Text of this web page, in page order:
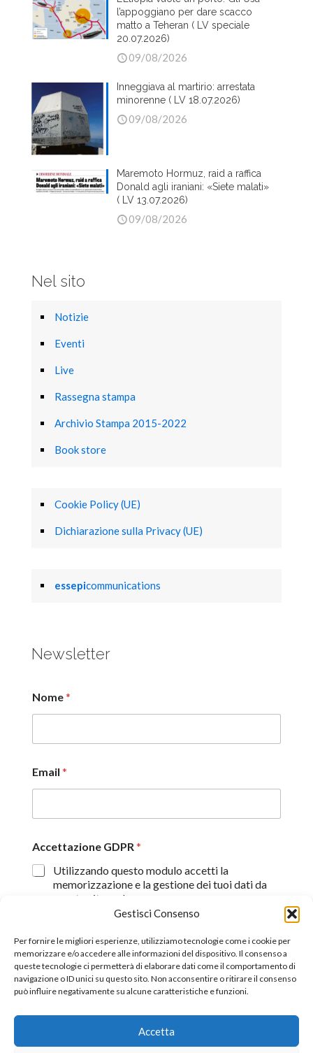
Gestisci Consenso
Per fornire le migliori esperienze, utilizziamo tecnologie come i cookie per
memorizzare e/o accedere alle informazioni del dispositivo. Il consenso a
queste tecnologie ci permetterà di elaborare dati come il comportamento di
navigazione o ID unici su questo sito. Non acconsentire o ritirare il consenso
può influire negativamente su alcune caratteristiche e funzioni.
Accetta
l’appoggiano per dare scacco
matto a Teheran ( LV speciale
20.07.2026)
09/08/2026
Inneggiava al martirio: arrestata
minorenne ( LV 18.07.2026)
09/08/2026
Maremoto Hormuz, raid a raffica
Donald agli iraniani: «Siete malati»
( LV 13.07.2026)
09/08/2026
Nel sito
Notizie
Eventi
Live
Rassegna stampa
Archivio Stampa 2015-2022
Book store
Cookie Policy (UE)
Dichiarazione sulla Privacy (UE)
essepicommunications
Newsletter
Nome*
Email *
Accettazione GDPR*
Utilizzando questo modulo accetti la
memorizzazione e la gestione dei tuoi dati da
questo sito web.
Proseguendo, dichiaro di aver preso visione
Invia